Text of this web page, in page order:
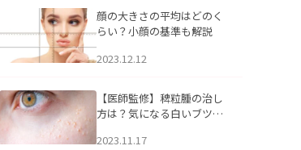
顔の大きさの平均はどのく
らい？小顔の基準も解説
2023.12.12
【医師監修】稗粒腫の治し
方は？気になる白いブツブ
アについて
2023.11.17